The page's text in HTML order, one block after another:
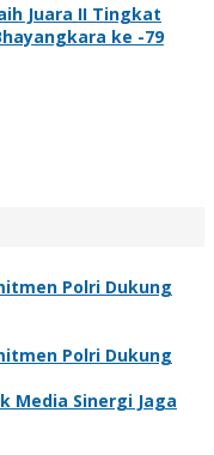
Juara II Tingkat
ke -79
Polri Dukung
Polri Dukung
Media Sinergi Jaga